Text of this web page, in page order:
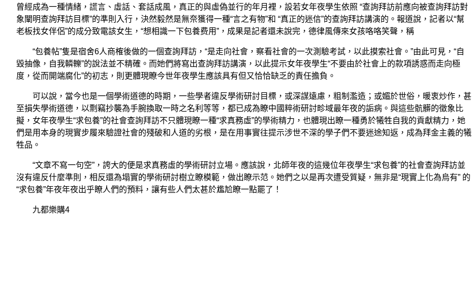
曾經成為一種情緒，謊言、虛話、套話成風，真正的與虛偽並行的年月裡，設若女年夜學生依照 “查詢拜訪前應向被查詢拜訪對
象闡明查詢拜訪目標”的準則入行，決然毅然是無奈獲得一種“言之有物”和 “真正的迷信”的查詢拜訪講演的。報道說，記者以“幫
老板找女伴侶”的成分致電該女生，“想相識一下包養费用”，成果是記者還未說完，德律風傳來女孩咯咯笑聲，稱
“包養帖”隻是宿舍6人商榷後做的一個查詢拜訪，“是走向社會，察看社會的一次測驗考試，以此摸索社會。”由此可見，“自
毀抽像，自我轔轢”的說法並不精確。而她們將寫出查詢拜訪講演，以此提示女年夜學生“不要由於社會上的款項誘惑而走向極
度，從而開端腐化”的初志，則更體現瞭今世年夜學生應該具有但又恰恰缺乏的責任擔負。
可以說，當今也是一個學術道德的時期，一些學者違反學術研討目標，或深謀遠慮，粗制濫造；或媚於世俗，暖衷炒作，甚
至損失學術道德，以剽竊抄襲為手腕換取一時之名利等等，都已成為瞭中國粹術研討畛域最年夜的詬病。與這些骯髒的徵象比
擬，女年夜學生“求包養”的社會查詢拜訪不只體現瞭一種“求真務虛”的學術精力，也體現出瞭一種勇於犧牲自我的貢獻精力，她
們是用本身的現實步履來驗證社會的殘破和人道的劣根，是在用事實往提示涉世不深的學子們不要迷途知返，成為拜金主義的犧
牲品。
“文章不寫一句空”，誇大的便是求真務虛的學術研討立場。應該說，北師年夜的這幾位年夜學生“求包養”的社會查詢拜訪並
沒有違反什麼準則，相反還為塌實的學術研討樹立瞭模範，做出瞭示范。她們之以是再次遭受質疑，無非是“現實上化為烏有” 的
“求包養”年夜年夜出乎瞭人們的預料，讓有些人們太甚於尷尬瞭一點罷了！
九都樂購4